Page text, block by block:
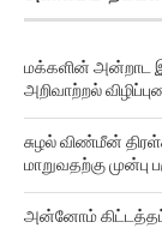
அறிவாற்றல்
சுழல் விண்மீன்
மாறுவதற்கு முன்பு
அன்னோம்
பட்டியலிடுகிறது!